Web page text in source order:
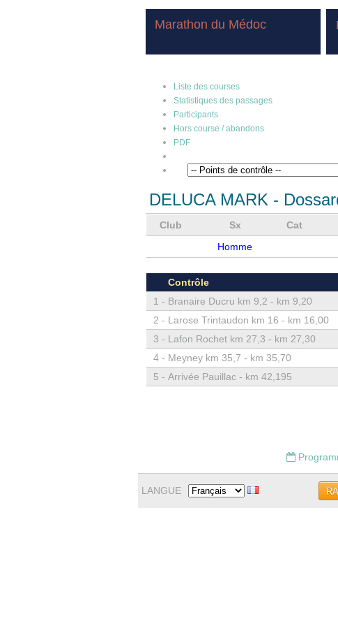
Marathon du Médoc
Liste des courses
Statistiques des passages
Participants
Hors course / abandons
PDF
DELUCA MARK -
Club Sx Cat
Homme
Contrôle
1 - Branaire Ducru km 9,2 - km 9,20
2 - Larose Trintaudon km 16 - km 16,00
3 - Lafon Rochet km 27,3 - km 27,30
4 - Meyney km 35,7 - km 35,70
5 - Arrivée Pauillac - km 42,195
LANGUE